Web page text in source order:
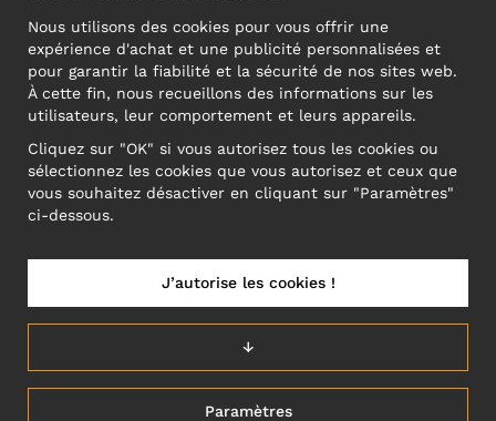
RÉSEAUX SOCIAUX
ADRESSE PROFESSIONNELLE
Motley Denim Europe OÜ
Narva mnt 5, EE-10117 Tallinn
Reg: 12356245
adresse !
FRANCE/FRANÇAIS (FR)
Nous utilisons des cookies pour vous offrir une
expérience d'achat et une publicité personnalisées et
pour garantir la fiabilité et la sécurité de nos sites web.
À cette fin, nous recueillons des informations sur les
utilisateurs, leur comportement et leurs appareils.
Cliquez sur "OK" si vous autorisez tous les cookies ou
sélectionnez les cookies que vous autorisez et ceux que
vous souhaitez désactiver en cliquant sur "Paramètres"
ci-dessous.
Paramètres
↓
J’autorise les cookies !